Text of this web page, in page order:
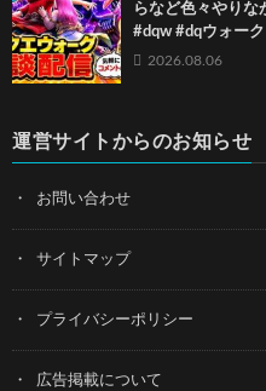
らなど色々やり
#dqw #dqウォー
2026.08.06
運営サイトからのお知らせ
お問い合わせ
サイトマップ
プライバシーポリシー
広告掲載について